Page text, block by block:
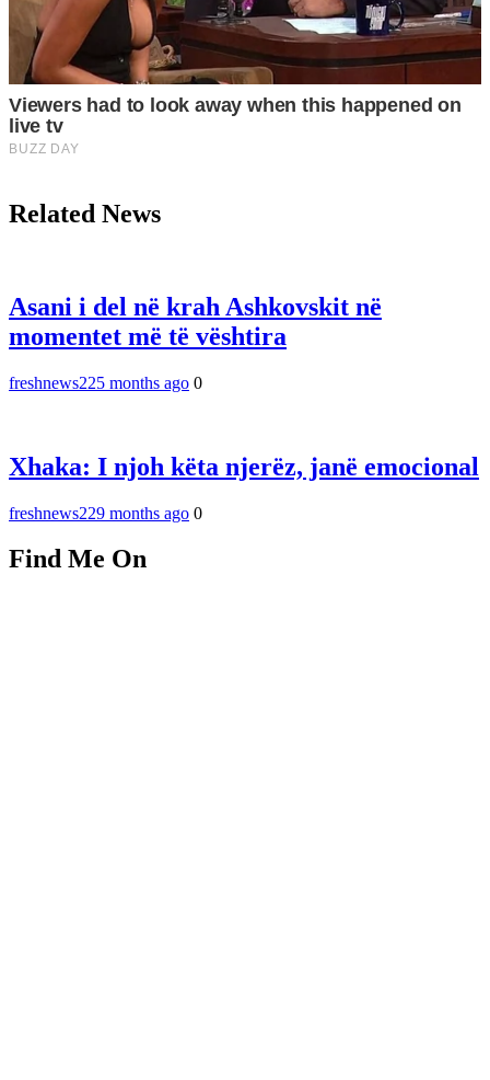
Related News
Asani i del në krah Ashkovskit në
momentet më të vështira
freshnews225 months ago 0
Xhaka: I njoh këta njerëz, janë emocional
freshnews229 months ago 0
Find Me On